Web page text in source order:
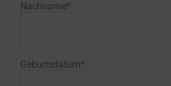
Nachname*
Geburtsdatum*